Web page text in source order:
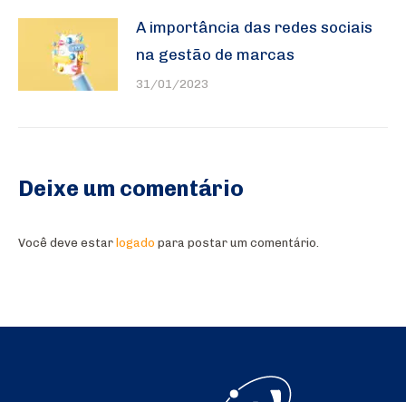
A importância das redes sociais
na gestão de marcas
31/01/2023
Deixe um comentário
Você deve estar logado para postar um comentário.